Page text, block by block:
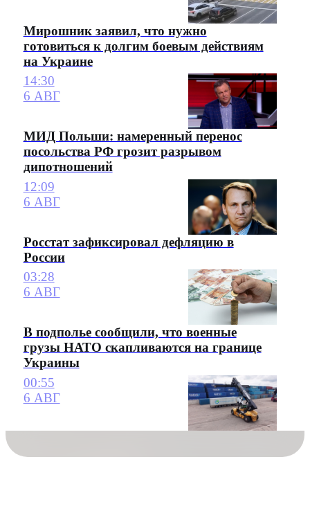
Мирошник заявил, что нужно
готовиться к долгим боевым действиям
на Украине
14:30
6 АВГ
МИД Польши: намеренный перенос
посольства РФ грозит разрывом
дипотношений
12:09
6 АВГ
Росстат зафиксировал дефляцию в
России
03:28
6 АВГ
В подполье сообщили, что военные
грузы НАТО скапливаются на границе
Украины
00:55
6 АВГ